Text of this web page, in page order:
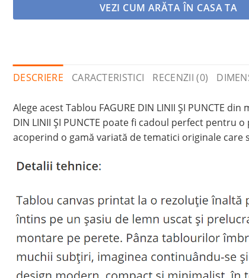
VEZI CUM ARĂTA ÎN CASA TA
DESCRIERE CARACTERISTICI RECENZII (0)
Alege acest Tablou FAGURE DIN LINII ȘI PUNCTE
DIN LINII ȘI PUNCTE poate fi cadoul perfect pentru
acoperind o gamă variată de tematici originale